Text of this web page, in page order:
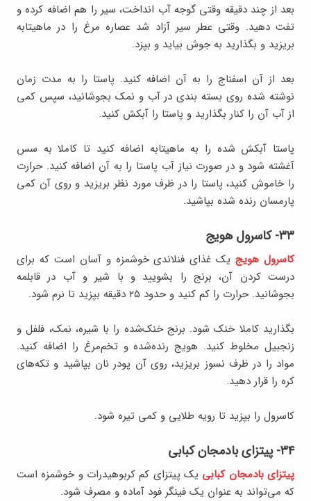
بعد از چند دقیقه وقتی گوجه آب انداخت، سیر را هم اضافه کرده و
تفت دهید. وقتی عطر سیر آزاد شد عصاره مرغ را در ماهیتابه
بریزید و بگذارید به جوش بیاید و بپزد.
بعد از آن اسفناج را به آن اضافه کنید. پاستا را به مدت زمان
نوشته شده روی بسته بندی در آب و نمک بجوشانید، سپس کمی
از آب آن را کنار بگذارید و پاستا را آبکش کنید.
پاستا آبکش شده را به ماهیتابه اضافه کنید تا کاملا به سس
آغشته شود و در صورت نیاز آب پاستا را به آن اضافه کنید. حرارت
را خاموش کنید، پاستا را در ظرف مورد نظر بریزید و روی آن کمی
پارمسان رنده شده بپاشید.
۳۳- کاسرول هویج
کاسرول هویجیک غذای فنلاندی خوشمزه و آسان است که برای
درست کردن آن، برنج را بشویید و با شیر و آب در قابلمه
بجوشانید. حرارت را کم کنید و حدود ۲۵ دقیقه بپزید تا نرم شود.
بگذارید کاملا خنک شود. برنج خنک‌شده را با شیره، نمک، فلفل و
زنجبیل مخلوط کنید. هویج رنده‌شده و تخم‌مرغ را اضافه کنید.
مواد را در ظرف نسوز بریزید، روی آن پودر نان بپاشید و تکه‌های
کره را قرار دهید.
کاسرول را بپزید تا رویه طلایی و کمی تیره شود.
۳۴- پیتزای بادمجان کبابی
پیتزای بادمجان کبابی یک پیتزای کم کربوهیدرات و خوشمزه است
که می‌تواند به عنوان یک فینگر فود آماده و مصرف شود.